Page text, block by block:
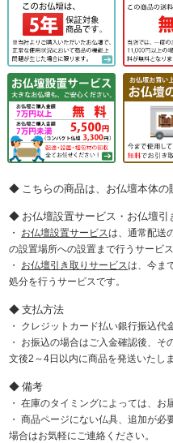
こちらの商品は、お仏壇本体の
お仏壇設置サービス・お仏壇
お仏壇設置サービスは、通常配送
の設置場所への設置まで行うサービス
お仏壇引き取りサービスは、今ま
処分を行うサービスです。
支払方法
クレジットカード払い銀行振込代
お振込の場合はご入金確認後、そ
文後2～4日以内に商品を発送いたしま
備考
在庫のタイミングによっては、お
商品ページにない仏具、追加が必
場合はお気軽にご連絡ください。